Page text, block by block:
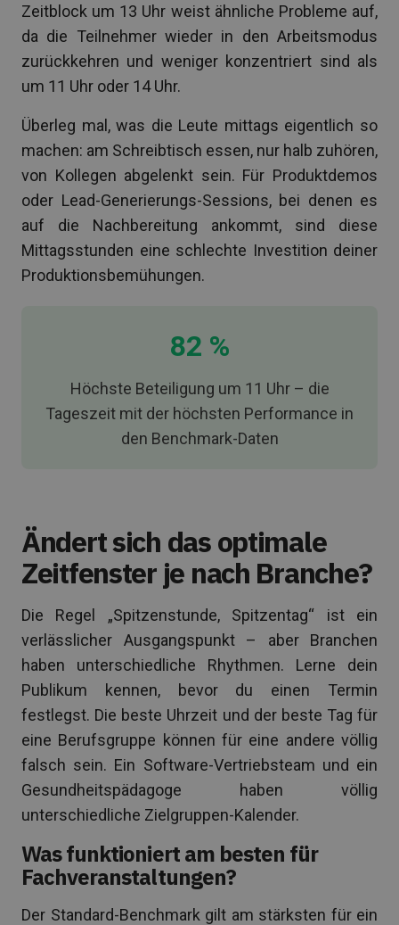
Zeitblock um 13 Uhr weist ähnliche Probleme auf,
da die Teilnehmer wieder in den Arbeitsmodus
zurückkehren und weniger konzentriert sind als
um 11 Uhr oder 14 Uhr.
Überleg mal, was die Leute mittags eigentlich so
machen: am Schreibtisch essen, nur halb zuhören,
von Kollegen abgelenkt sein. Für Produktdemos
oder Lead-Generierungs-Sessions, bei denen es
auf die Nachbereitung ankommt, sind diese
Mittagsstunden eine schlechte Investition deiner
Produktionsbemühungen.
82 %
Höchste Beteiligung um 11 Uhr – die
Tageszeit mit der höchsten Performance in
den Benchmark-Daten
Ändert sich das optimale
Zeitfenster je nach Branche?
Die Regel „Spitzenstunde, Spitzentag“ ist ein
verlässlicher Ausgangspunkt – aber Branchen
haben unterschiedliche Rhythmen. Lerne dein
Publikum kennen, bevor du einen Termin
festlegst. Die beste Uhrzeit und der beste Tag für
eine Berufsgruppe können für eine andere völlig
falsch sein. Ein Software-Vertriebsteam und ein
Gesundheitspädagoge haben völlig
unterschiedliche Zielgruppen-Kalender.
Was funktioniert am besten für
Fachveranstaltungen?
Der Standard-Benchmark gilt am stärksten für ein